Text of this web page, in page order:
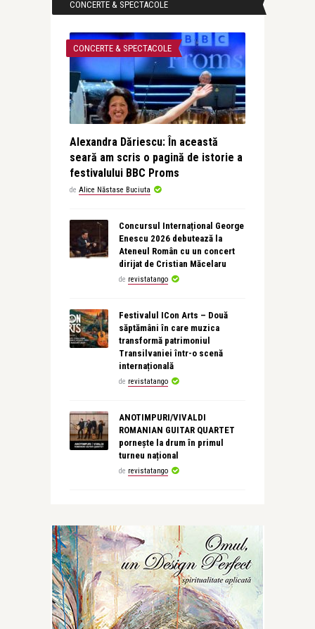
CONCERTE & SPECTACOLE
CONCERTE & SPECTACOLE
Alexandra Dăriescu: În această
seară am scris o pagină de istorie a
festivalului BBC Proms
de Alice Năstase Buciuta
Concursul Internațional George
Enescu 2026 debutează la
Ateneul Român cu un concert
dirijat de Cristian Măcelaru
de revistatango
Festivalul ICon Arts – Două
săptămâni în care muzica
transformă patrimoniul
Transilvaniei într-o scenă
internațională
de revistatango
ANOTIMPURI/VIVALDI
ROMANIAN GUITAR QUARTET
pornește la drum în primul
turneu național
de revistatango